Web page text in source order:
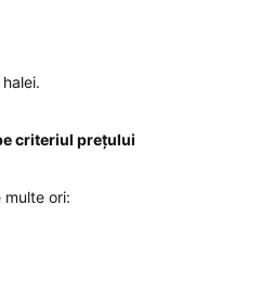
criteriul prețului
ori: